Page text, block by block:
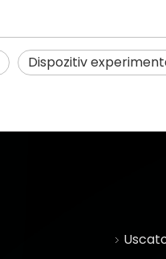
Dispozitiv